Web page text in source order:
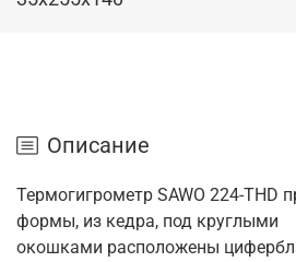
Описание
Термогигрометр SAWO 224-THD
формы, из кедра, под круглыми
окошками расположены